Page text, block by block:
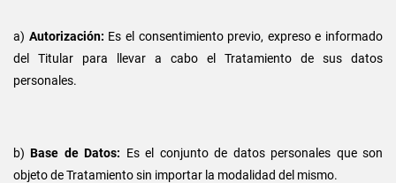
a) Autorización: Es el consentimiento previo, expreso e informado
del Titular para llevar a cabo el Tratamiento de sus datos
personales.
b)Base de Datos: Es el conjunto de datos personales que son
objeto de Tratamiento sin importar la modalidad del mismo.